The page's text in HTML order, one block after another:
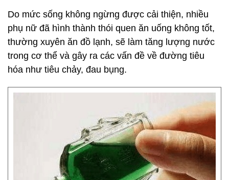
Do mức sống không ngừng được cải thiện, nhiều
phụ nữ đã hình thành thói quen ăn uống không tốt,
thường xuyên ăn đồ lạnh, sẽ làm tăng lượng nước
trong cơ thể và gây ra các vấn đề về đường tiêu
hóa như tiêu chảy, đau bụng.